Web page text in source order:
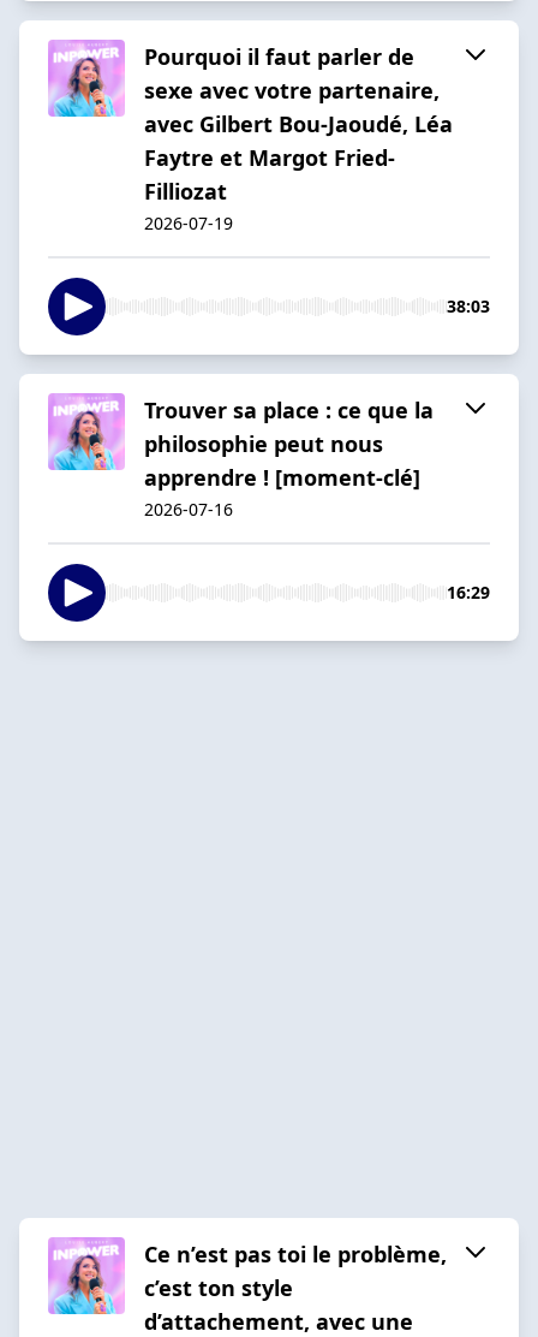
Pourquoi il faut parler de
sexe avec votre partenaire,
avec Gilbert Bou-Jaoudé, Léa
Faytre et Margot Fried-
Filliozat
2026-07-19
38:03
Trouver sa place : ce que la
philosophie peut nous
apprendre ! [moment-clé]
2026-07-16
16:29
Ce n’est pas toi le problème,
c’est ton style
d’attachement, avec une